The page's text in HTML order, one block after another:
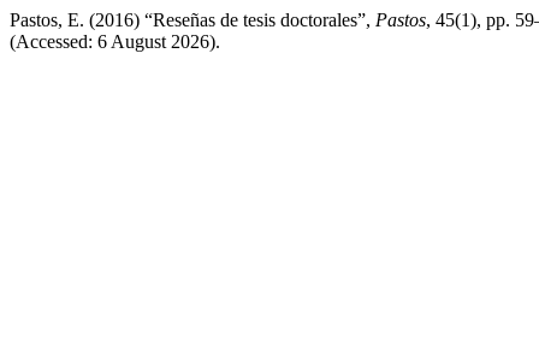
Pastos, E. (2016) “Reseñas de tesis doctorales”, Pastos, 45(1), pp.
(Accessed: 6 August 2026).